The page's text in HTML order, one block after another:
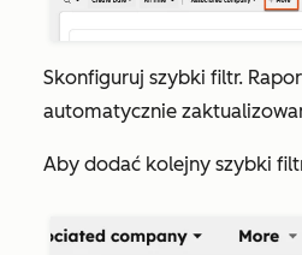
Skonfiguruj szybki filtr.
automatycznie
Aby dodać kolejny szybki